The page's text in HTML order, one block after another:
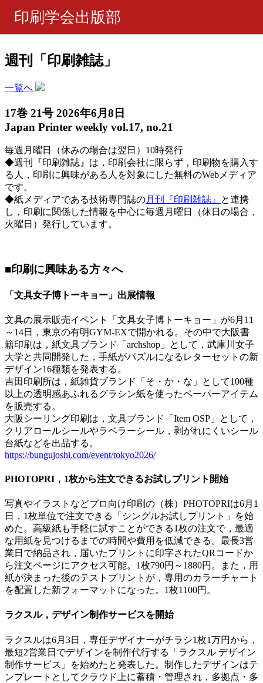
印刷学会出版部
ピックアップ
週刊 『印刷雑誌』
月刊 『印刷雑誌』
ご購入について
お問い合わせ
週刊「印刷雑誌」
一覧へ
17巻 21号 2026年6月8日
Japan Printer weekly vol.17, no.21
毎週月曜日（休みの場合は翌日）10時発行
◆週刊『印刷雑誌』は，印刷会社に限らず，印刷物を購入す
る人，印刷に興味がある人を対象にした無料のWebメディア
です。
◆紙メディアである技術専門誌の月刊『印刷雑誌』
と連携
し，印刷に関係した情報を中心に毎週月曜日（休日の場合，
火曜日）発行しています。
■印刷に興味ある方々へ
「文具女子博トーキョー」出展情報
文具の展示販売イベント「文具女子博トーキョー」が6月11
～14日，東京の有明GYM-EXで開かれる。その中で大阪書
籍印刷は，紙文具ブランド「archshop」として，武庫川女子
大学と共同開発した，手紙がパズルになるレターセットの新
デザイン16種類を発表する。
吉田印刷所は，紙雑貨ブランド「そ・か・な」として100種
以上の透明感あふれるグラシン紙を使ったペーパーアイテム
を販売する。
大阪シーリング印刷は，文具ブランド「Item OSP」として，
クリアロールシールやラベラーシール，剥がれにくいシール
台紙などを出品する。
https://bungujoshi.com/event/tokyo2026/
PHOTOPRI，1枚から注文できるお試しプリント開始
写真やイラストなどプロ向け印刷の（株）PHOTOPRIは6月1
日，1枚単位で注文できる「シングルお試しプリント」を始
めた。高級紙も手軽に試すことができる1枚の注文で，最適
な用紙を見つけるまでの時間や費用を低減できる。最長3営
業日で納品され，届いたプリントに印字されたQRコードか
ら注文ページにアクセス可能。1枚790円～1880円。また，用
紙が決まった後のテストプリントが，専用のカラーチャート
を配置した新フォーマットになった。1枚1100円。
ラクスル，デザイン制作サービスを開始
ラクスルは6月3日，専任デザイナーがチラシ1枚1万円から，
最短2営業日でデザインを制作代行する「ラクスル デザイン
制作サービス」を始めたと発表した。制作したデザインはテ
ンプレートとしてクラウド上に蓄積・管理され，多拠点・多